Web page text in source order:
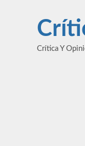
contenido
Crítica Y